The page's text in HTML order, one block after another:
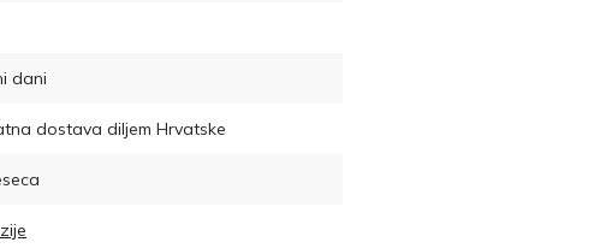
dani
dostava diljem Hrvatske